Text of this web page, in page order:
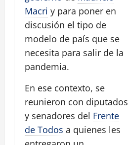
Macri y para poner en
discusión el tipo de
modelo de país que se
necesita para salir de la
pandemia.
En ese contexto, se
reunieron con diputados
y senadores del Frente
de Todos a quienes les